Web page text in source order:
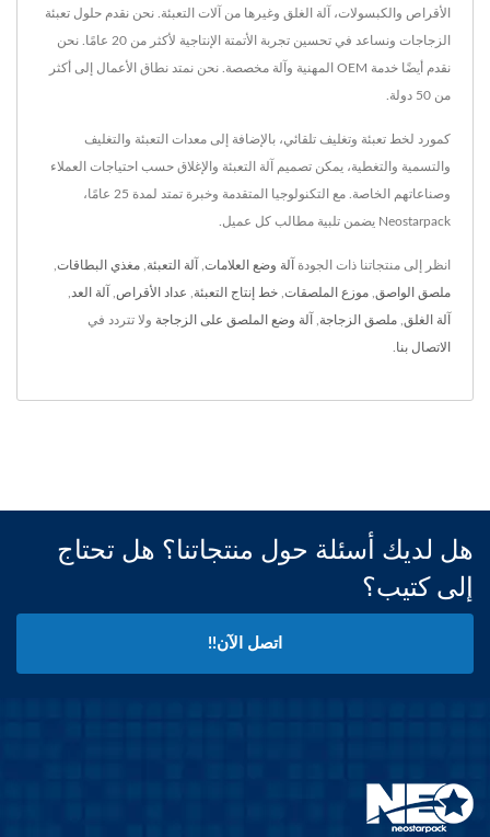
الأقراص والكبسولات، آلة الغلق وغيرها من آلات التعبئة. نحن نقدم حلول تعبئة
الزجاجات ونساعد في تحسين تجربة الأتمتة الإنتاجية لأكثر من 20 عامًا. نحن
نقدم أيضًا خدمة OEM المهنية وآلة مخصصة. نحن نمتد نطاق الأعمال إلى أكثر
من 50 دولة.
كمورد لخط تعبئة وتغليف تلقائي، بالإضافة إلى معدات التعبئة والتغليف
والتسمية والتغطية، يمكن تصميم آلة التعبئة والإغلاق حسب احتياجات العملاء
وصناعاتهم الخاصة. مع التكنولوجيا المتقدمة وخبرة تمتد لمدة 25 عامًا،
Neostarpack يضمن تلبية مطالب كل عميل.
انظر إلى منتجاتنا ذات الجودة آلة وضع العلامات آلة التعبئة مغذي البطاقات
ملصق الواصق موزع الملصقات خط إنتاج التعبئة عداد الأقراص آلة العد
آلة الغلق ملصق الزجاجة آلة وضع الملصق على الزجاجة ولا تتردد في
الاتصال بنا
هل لديك أسئلة حول منتجاتنا؟ هل تحتاج
إلى كتيب؟
اتصل الآن!!